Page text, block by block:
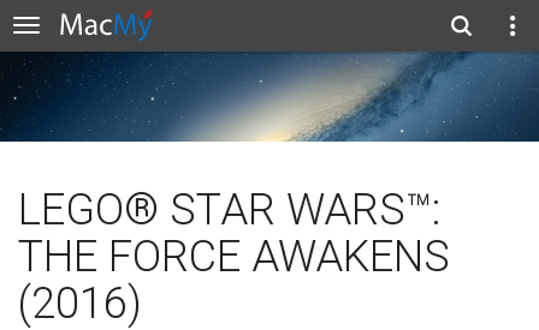
LEGO® STAR WARS™:
THE FORCE AWAKENS
(2016)